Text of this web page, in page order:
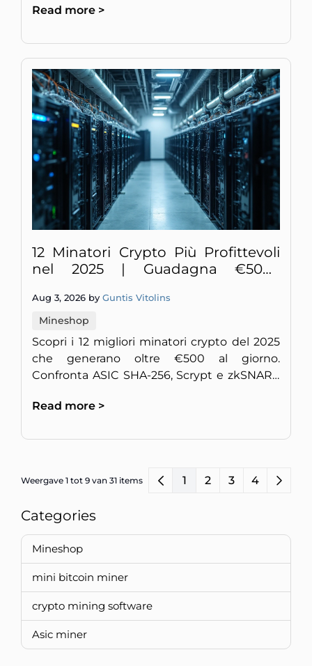
Read more >
12 Minatori Crypto Più Profittevoli
nel 2025 | Guadagna €500+
Aug 3, 2026 by Guntis Vitolins
Mineshop
Scopri i 12 migliori minatori crypto del 2025
che generano oltre €500 al giorno.
Confronta ASIC SHA-256, Scrypt e zkSNARK
per TH/s o GH/s.
Read more >
Weergave 1 tot 9 van 31 items 1 2 3 4
Categories
Mineshop
mini bitcoin miner
crypto mining software
Asic miner